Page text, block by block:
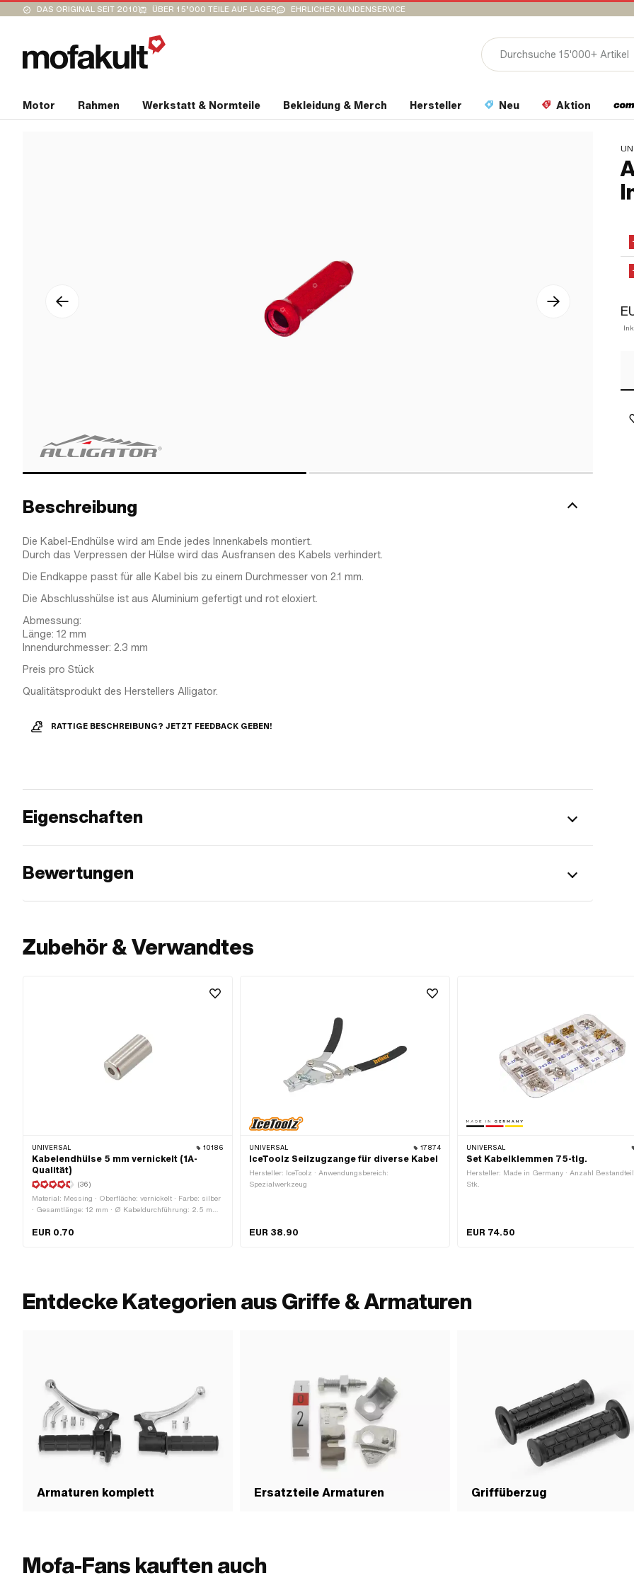
DAS ORIGINAL SEIT 2010 ÜBER 15’000 TEILE AUF LAGER EHRLICHER KUNDENSERVICE
Motor Rahmen Werkstatt & Normteile Bekleidung & Merch Hersteller Neu Aktion
Beschreibung
Die Kabel-Endhülse wird am Ende jedes Innenkabels montiert.
Durch das Verpressen der Hülse wird das Ausfransen des Kabels verhindert.
Die Endkappe passt für alle Kabel bis zu einem Durchmesser von 2.1 mm.
Die Abschlusshülse ist aus Aluminium gefertigt und rot eloxiert.
Abmessung:
Länge: 12 mm
Innendurchmesser: 2.3 mm
Preis pro Stück
Qualitätsprodukt des Herstellers Alligator.
RATTIGE BESCHREIBUNG? JETZT FEEDBACK GEBEN!
Eigenschaften
Bewertungen
Zubehör & Verwandtes
UNIVERSAL 10186
Kabelendhülse 5 mm vernickelt (1A-
Qualität)
(36)
Material: Messing · Oberfläche: vernickelt · Farbe: silber
· Gesamtlänge: 12 mm · Ø Kabeldurchführung: 2.5 mm ·
Anwendungsbereich: Standard
EUR 0.70
UNIVERSAL 17874
IceToolz Seilzugzange für diverse Kabel
Hersteller: IceToolz · Anwendungsbereich:
Spezialwerkzeug
EUR 38.90
UNIVERSAL
Set Kabelklemmen 75-tlg.
Hersteller: Made in Germany · Anzahl
Stk.
EUR 74.50
Entdecke Kategorien aus Griffe & Armaturen
Armaturen komplett Ersatzteile Armaturen Griffüberzug
Mofa-Fans kauften auch